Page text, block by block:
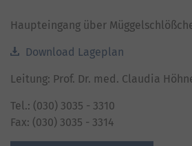
Haupteingang über
Download Lageplan
Leitung: Prof. Dr. med. Claudia
Tel.: (030) 3035 - 3310
Fax: (030) 3035 - 3314